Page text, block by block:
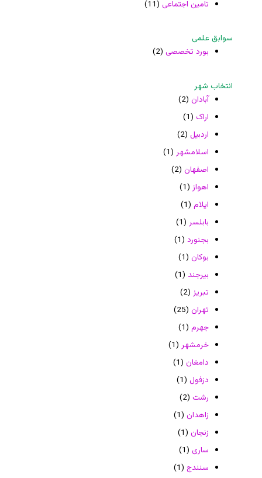
تامین اجتماعی (11)
سوابق علمی
بورد تخصصی (2)
انتخاب شهر
آبادان (2)
اراک (1)
اردبیل (2)
اسلامشهر (1)
اصفهان (2)
اهواز (1)
ایلام (1)
بابلسر (1)
بجنورد (1)
بوکان (1)
بیرجند (1)
تبریز (2)
تهران (25)
جهرم (1)
خرمشهر (1)
دامغان (1)
دزفول (1)
رشت (2)
زاهدان (1)
زنجان (1)
ساری (1)
سنندج (1)